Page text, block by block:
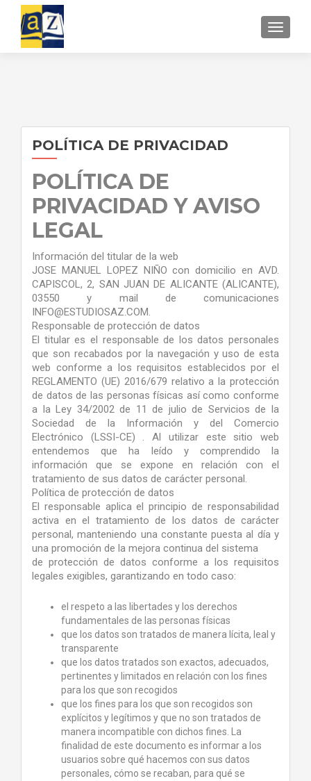
POLÍTICA DE PRIVACIDAD
POLÍTICA DE
PRIVACIDAD Y AVISO
LEGAL
Información del titular de la web
JOSE MANUEL LOPEZ NIÑO con domicilio en AVD.
CAPISCOL, 2, SAN JUAN DE ALICANTE (ALICANTE),
03550 y mail de comunicaciones
INFO@ESTUDIOSAZ.COM.
Responsable de protección de datos
El titular es el responsable de los datos personales
que son recabados por la navegación y uso de esta
web conforme a los requisitos establecidos por el
REGLAMENTO (UE) 2016/679 relativo a la protección
de datos de las personas físicas así como conforme
a la Ley 34/2002 de 11 de julio de Servicios de la
Sociedad de la Información y del Comercio
Electrónico (LSSI-CE) . Al utilizar este sitio web
entendemos que ha leído y comprendido la
información que se expone en relación con el
tratamiento de sus datos de carácter personal.
Política de protección de datos
El responsable aplica el principio de responsabilidad
activa en el tratamiento de los datos de carácter
personal, manteniendo una constante puesta al día y
una promoción de la mejora continua del sistema
de protección de datos conforme a los requisitos
legales exigibles, garantizando en todo caso:
el respeto a las libertades y los derechos
fundamentales de las personas físicas
que los datos son tratados de manera lícita, leal y
transparente
que los datos tratados son exactos, adecuados,
pertinentes y limitados en relación con los fines
para los que son recogidos
que los fines para los que son recogidos son
explícitos y legítimos y que no son tratados de
manera incompatible con dichos fines. La
finalidad de este documento es informar a los
usuarios sobre qué hacemos con sus datos
personales, cómo se recaban, para qué se